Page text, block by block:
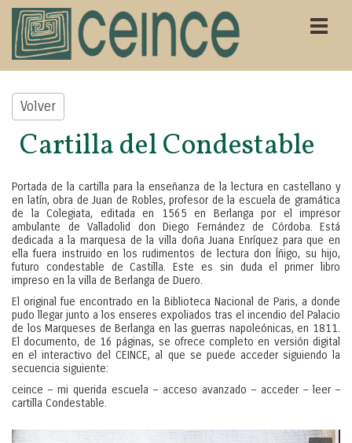
Volver
Cartilla del Condestable
Portada de la cartilla para la enseñanza de la lectura en castellano y
en latín, obra de Juan de Robles, profesor de la escuela de gramática
de la Colegiata, editada en 1565 en Berlanga por el impresor
ambulante de Valladolid don Diego Fernández de Córdoba. Está
dedicada a la marquesa de la villa doña Juana Enríquez para que en
ella fuera instruido en los rudimentos de lectura don Íñigo, su hijo,
futuro condestable de Castilla. Este es sin duda el primer libro
impreso en la villa de Berlanga de Duero.
El original fue encontrado en la Biblioteca Nacional de Paris, a donde
pudo llegar junto a los enseres expoliados tras el incendio del Palacio
de los Marqueses de Berlanga en las guerras napoleónicas, en 1811.
El documento, de 16 páginas, se ofrece completo en versión digital
en el interactivo del CEINCE, al que se puede acceder siguiendo la
secuencia siguiente:
ceince – mi querida escuela – acceso avanzado – acceder – leer –
cartilla Condestable.